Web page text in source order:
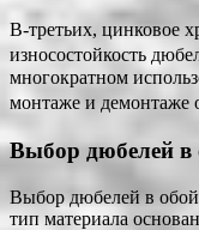
В-третьих, цинковое
износостойкость
многократном
монтаже и демонтаже
Выбор дюбелей в
Выбор дюбелей в
тип материала